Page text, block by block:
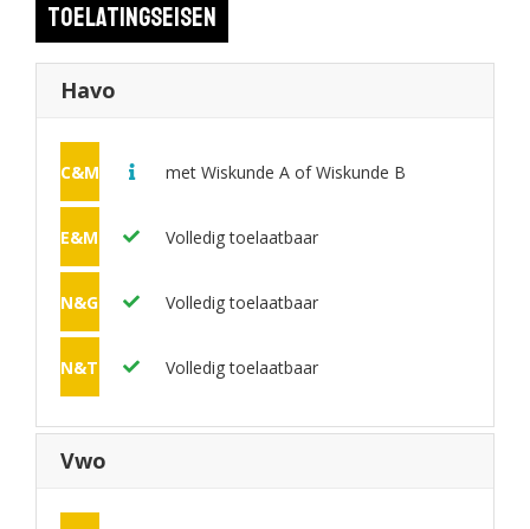
Toelatingseisen
Havo
C&M met Wiskunde A of Wiskunde B
E&M Volledig toelaatbaar
N&G Volledig toelaatbaar
N&T Volledig toelaatbaar
Vwo